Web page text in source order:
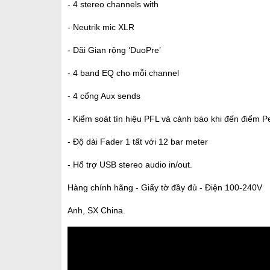
- 4 stereo channels with
- Neutrik mic XLR
- Dãi Gian rộng ‘DuoPre’
- 4 band EQ cho mỗi channel
- 4 cổng Aux sends
- Kiểm soát tín hiệu PFL và cảnh báo khi đến điểm
- Độ dài Fader 1 tất với 12 bar meter
- Hổ trợ USB stereo audio in/out.
Hàng chính hãng - Giấy tờ đầy đủ - Điện 100-240V
Anh, SX China.